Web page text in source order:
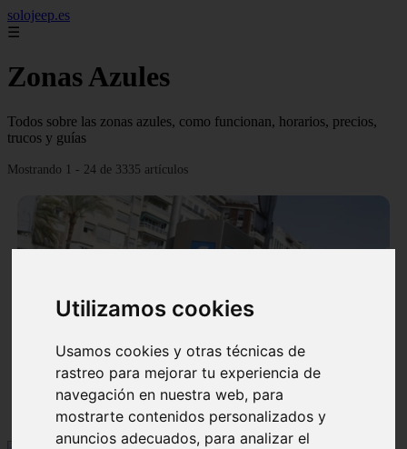
Utilizamos cookies
Usamos cookies y otras técnicas de
rastreo para mejorar tu experiencia de
navegación en nuestra web, para
mostrarte contenidos personalizados y
anuncios adecuados, para analizar el
solojeep.es
☰
Zonas Azules
Todos sobre las zonas azules, como funcionan, horarios, precios,
trucos y guías
Mostrando 1 - 24 de 3335 artículos
▷ Zona Azul Córdoba 《 Horarios y Tarifas 2024 》